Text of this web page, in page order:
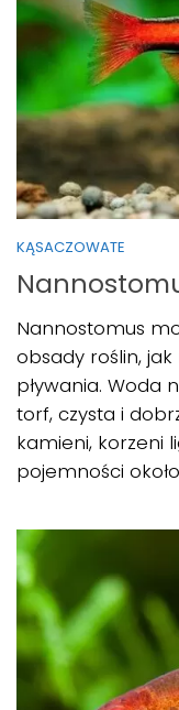
KĄSACZOWATE
Nannostomus
obsady roślin,
pływania. Woda
torf, czysta i
kamieni, korzeni
pojemności